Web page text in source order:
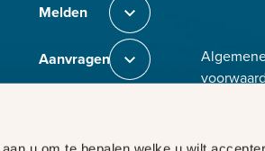
Melden Sluit section-0
Aanvragen Sluit section-1
Voor
Privacy